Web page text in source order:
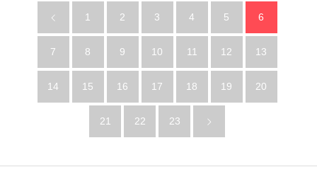
1 2 3 4 5 6
7 8 9 10 11 12 13
14 15 16 17 18 19 20
21 22 23